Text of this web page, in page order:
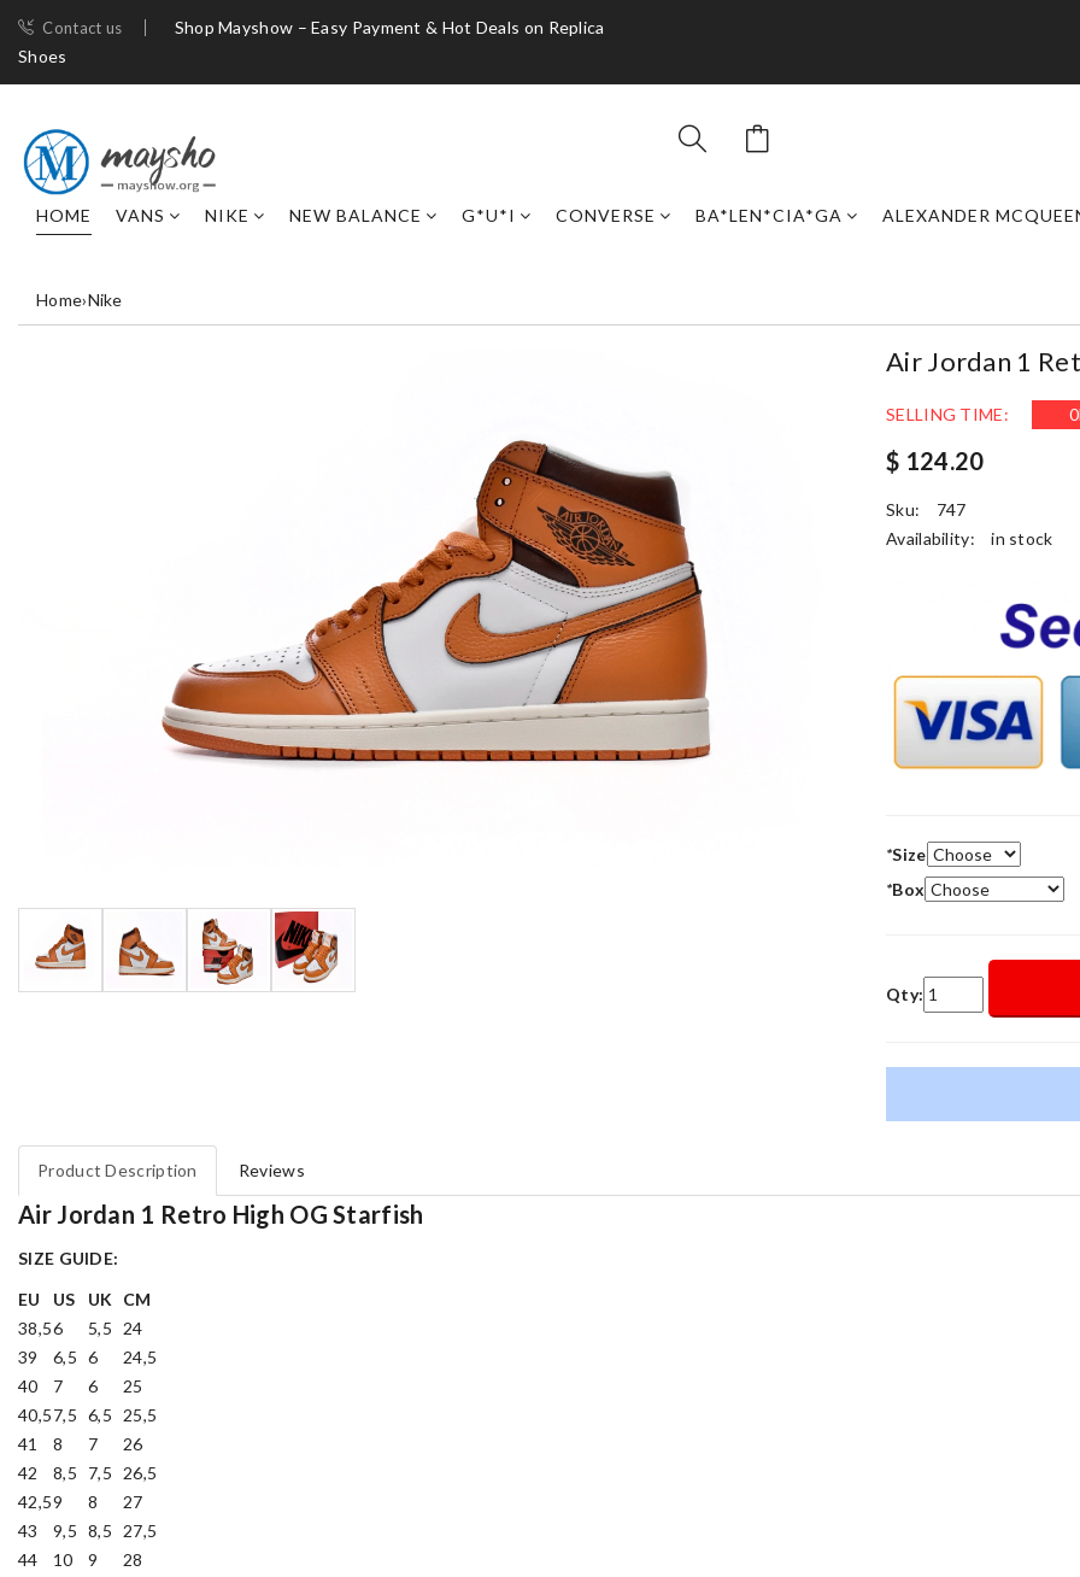
Contact us
Shop Mayshow – Easy Payment & Hot Deals on Replica
Shoes
HOME VANS NIKE NEW BALANCE G*U*I CONVERSE BA*LEN*CIA*GA ALEXANDER
Home›Nike
Air Jordan 1
SELLING TIME: 0
$ 124.20
Sku:
747
Availability:
in stock
*Size
*Box
Qty:
Product Description Reviews
Air Jordan 1 Retro High OG Starfish
SIZE GUIDE:
EU
US UK
CM
38,56 5,5
24
39
6,5 6
24,5
40
7 6
25
40,57,5 6,5
25,5
41
8 7
26
42
8,5 7,5
26,5
42,59 8
27
43
9,5 8,5
27,5
44
10 9
28